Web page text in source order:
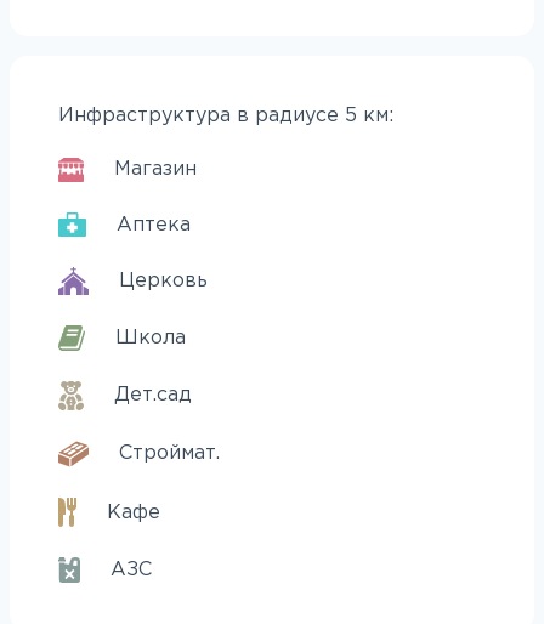
Инфраструктура в радиусе 5 км:
Магазин
Аптека
Церковь
Школа
Дет.сад
Строймат.
Кафе
АЗС